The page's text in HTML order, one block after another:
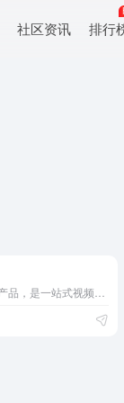
社区资讯 排行